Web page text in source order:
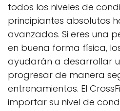
todos los niveles de
principiantes absolutos
avanzados. Si eres una
en buena forma física,
ayudarán a desarrollar
progresar de manera
entrenamientos. El
importar su nivel de